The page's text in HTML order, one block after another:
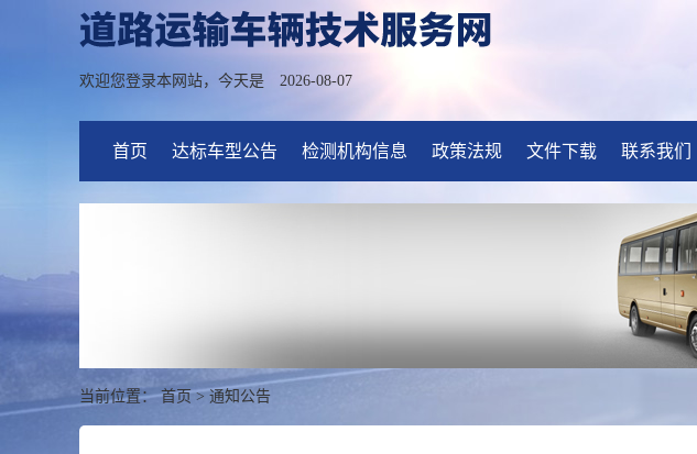
欢迎您登录本网站，今天是 2026-08-07
首页 达标车型公告 检测机构信息 政策法规 文件下载 联系我们
当前位置：首页>通知公告